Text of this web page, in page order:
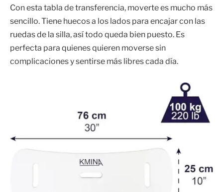
Con esta tabla de transferencia, moverte es mucho más
sencillo. Tiene huecos a los lados para encajar con las
ruedas de la silla, así todo queda bien puesto. Es
perfecta para quienes quieren moverse sin
complicaciones y sentirse más libres cada día.